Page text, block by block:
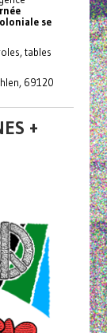
se
tables
69120
+